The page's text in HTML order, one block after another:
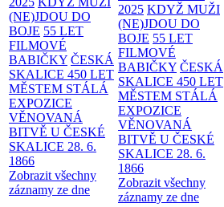
(NE)JDOU DO
BOJE 55 LET
FILMOVÉ
BABIČKY ČESKÁ
SKALICE 450 LET
MĚSTEM STÁLÁ
EXPOZICE
VĚNOVANÁ
BITVĚ U ČESKÉ
SKALICE 28. 6.
1866
Zobrazit všechny
záznamy ze dne
2025 KDYŽ MUŽI
(NE)JDOU DO
BOJE 55 LET
FILMOVÉ
BABIČKY ČESKÁ
SKALICE 450 LET
MĚSTEM STÁLÁ
EXPOZICE
VĚNOVANÁ
BITVĚ U ČESKÉ
SKALICE 28. 6.
1866
Zobrazit všechny
záznamy ze dne